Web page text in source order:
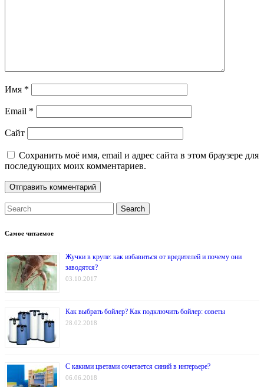
Имя *
Email *
Сайт
Сохранить моё имя, email и адрес сайта в этом браузере для
последующих моих комментариев.
Search
Самое читаемое
Жучки в крупе: как избавиться от вредителей и почему они
заводятся?
03.10.2017
Как выбрать бойлер? Как подключить бойлер: советы
28.02.2018
С какими цветами сочетается синий в интерьере?
06.06.2018